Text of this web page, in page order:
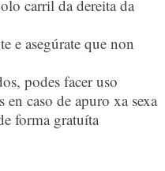
carril da dereita da
e asegúrate que non
podes facer uso
caso de apuro xa sexa
forma gratuíta